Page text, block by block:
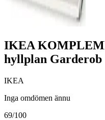
IKEA
hyllplan Garderob
IKEA
Inga omdömen ännu
69/100